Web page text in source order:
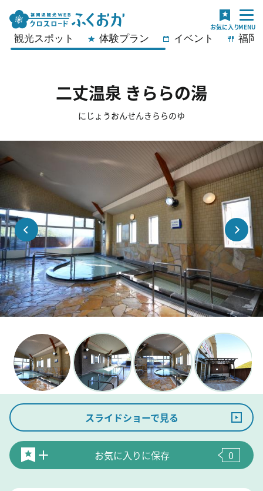
観光スポット 体験プラン イベント 福岡
二丈温泉 きららの湯
にじょうおんせんきららのゆ
スライドショーで見る
お気に入りに保存 0